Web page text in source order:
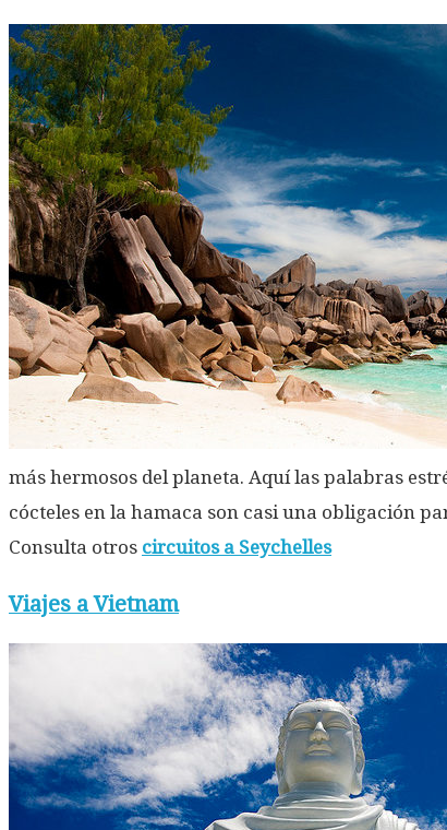
más hermosos del planeta. Aquí las palabras
cócteles en la hamaca son casi una obligación
Consulta otros circuitos a Seychelles
Viajes a Vietnam